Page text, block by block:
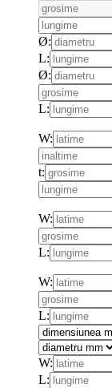
Ø:
L:
Ø:
L:
W:
t:
W:
L:
W:
L:
W:
L: